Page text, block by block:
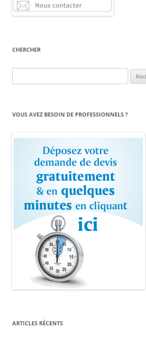
CHERCHER
VOUS AVEZ BESOIN DE PROFESSIONNELS ?
ARTICLES RÉCENTS